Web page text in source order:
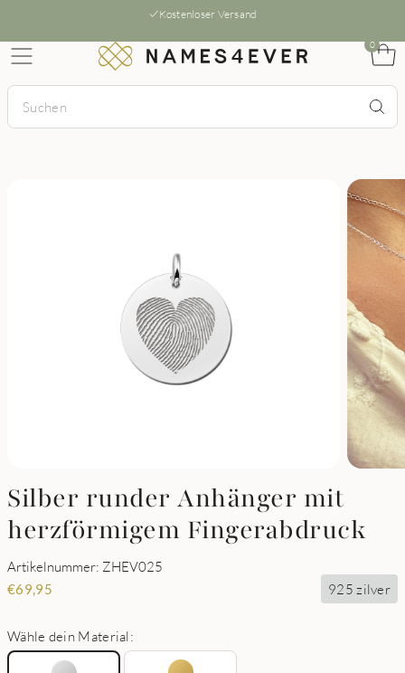
Kostenloser Versand
0
Silber runder Anhänger mit
herzförmigem Fingerabdruck
Artikelnummer: ZHEV025
€69,95 925 zilver
Wähle dein Material: